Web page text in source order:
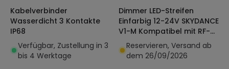
Kabelverbinder
Wasserdicht 3 Kontakte
IP68
Verfügbar, Zustellung in 3
bis 4 Werktage
Dimmer LED-Streifen
Einfarbig 12-24V SKYDANCE
V1-M Kompatibel mit RF-
Fernbedienung
Reservieren, Versand ab
dem 26/09/2026